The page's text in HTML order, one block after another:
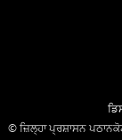
© ਜ਼ਿਲ੍ਹਾ ਪ੍ਰਸ਼ਾਸਨ